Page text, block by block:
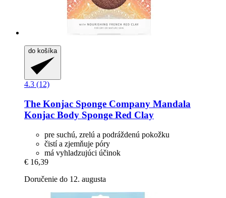
do košíka
4.3 (12)
The Konjac Sponge Company Mandala
Konjac Body Sponge Red Clay
pre suchú, zrelú a podráždenú pokožku
čistí a zjemňuje póry
má vyhladzujúci účinok
€ 16,39
Doručenie do 12. augusta